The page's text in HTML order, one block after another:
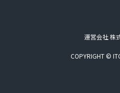
運営会社 株
COPYRIGHT ©